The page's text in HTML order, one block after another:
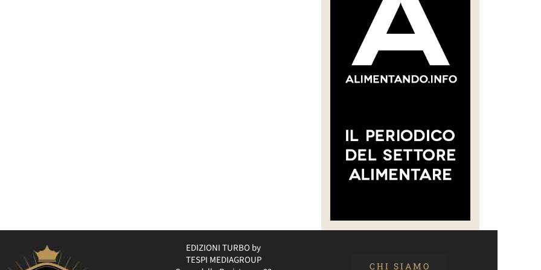
EDIZIONI TURBO by
TESPI MEDIAGROUP
CHI SIAMO